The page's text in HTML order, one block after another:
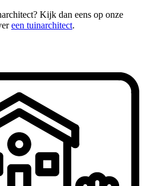
Kijk dan eens op onze
een tuinarchitect.